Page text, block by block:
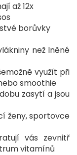
až 12x
borůvky
než lněné
využít při
smoothie
zasytí a jsou
ženy, sportovce
vás zevnitř
vitamínů